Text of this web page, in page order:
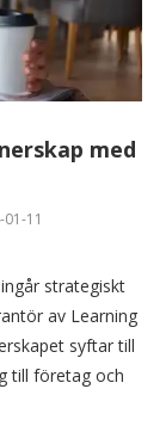
med
11
strategiskt
av Learning
syftar till
till företag och